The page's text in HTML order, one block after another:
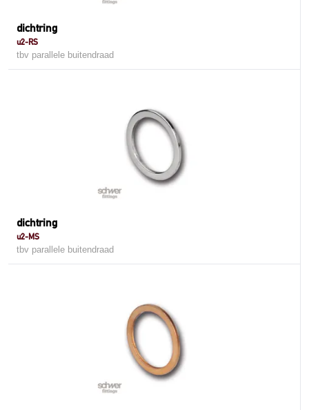
dichtring
u2-RS
tbv parallele buitendraad
dichtring
u2-MS
tbv parallele buitendraad